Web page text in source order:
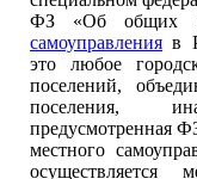
ФЗ «Об общих
самоуправления в
это любое
поселений,
поселения,
предусмотренная
местного
осуществляется